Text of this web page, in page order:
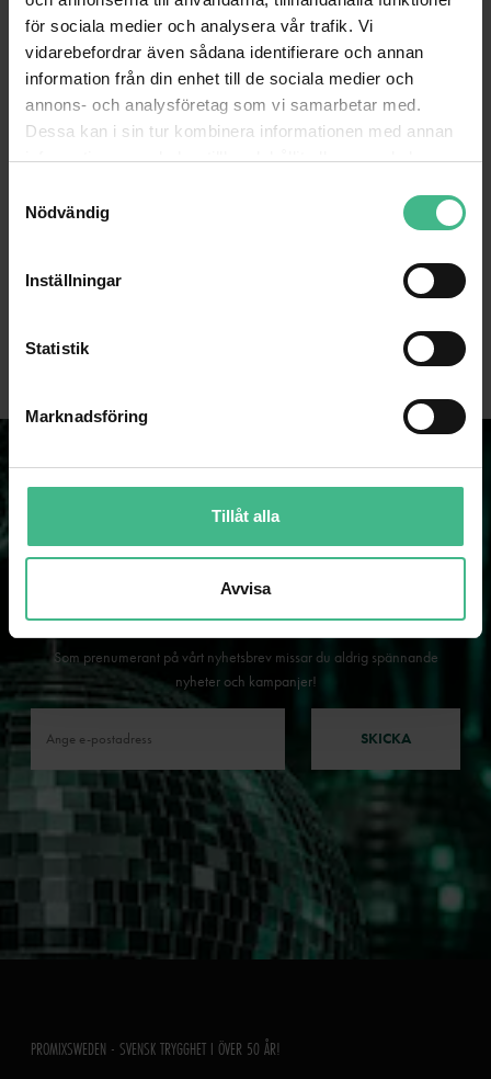
för sociala medier och analysera vår trafik. Vi
vidarebefordrar även sådana identifierare och annan
information från din enhet till de sociala medier och
annons- och analysföretag som vi samarbetar med.
Dessa kan i sin tur kombinera informationen med annan
information som du har tillhandahållit eller som de har
Nödvändig
Inställningar
Statistik
Marknadsföring
Tillåt alla
Avvisa
Tillbehör Gaffa tejp Pro 50mm x 50m röd
GÅ TILL PRODUKT GÅ TILL PRODUKT
NYHETSBREV
Som prenumerant på vårt nyhetsbrev missar du aldrig spännande
nyheter och kampanjer!
SKICKA
PROMIXSWEDEN - SVENSK TRYGGHET I ÖVER 50 ÅR!